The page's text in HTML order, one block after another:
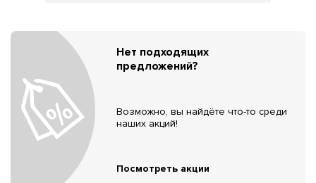
Нет подходящих
предложений?
Возможно, вы найдёте что-то среди
наших акций!
Посмотреть акции